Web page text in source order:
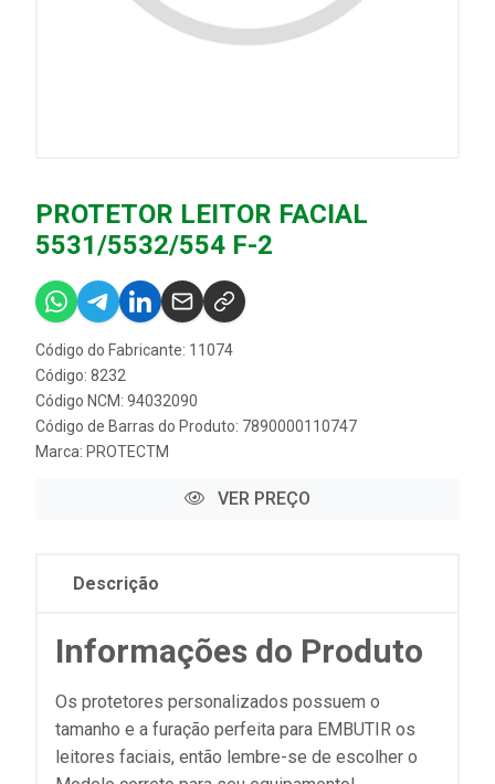
PROTETOR LEITOR FACIAL
5531/5532/554 F-2
Código do Fabricante: 11074
Código: 8232
Código NCM: 94032090
Código de Barras do Produto: 7890000110747
Marca: PROTECTM
VER PREÇO
Descrição
Informações do Produto
Os protetores personalizados possuem o
tamanho e a furação perfeita para EMBUTIR os
leitores faciais, então lembre-se de escolher o